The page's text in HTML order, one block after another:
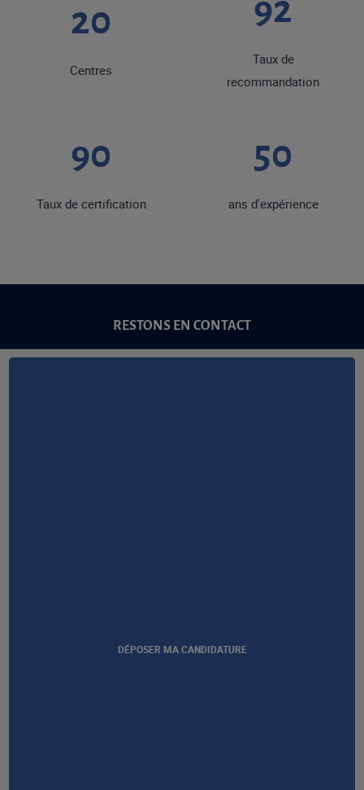
DÉPOSER MA CANDIDATURE
20
Centres
92
Taux de
recommandation
90
Taux de certification
50
ans d'expérience
RESTONS EN CONTACT